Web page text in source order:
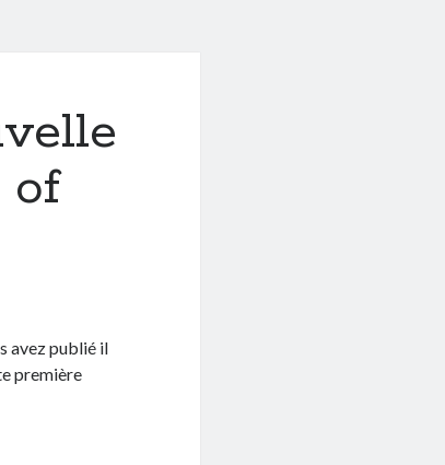
of
avez publié il
première